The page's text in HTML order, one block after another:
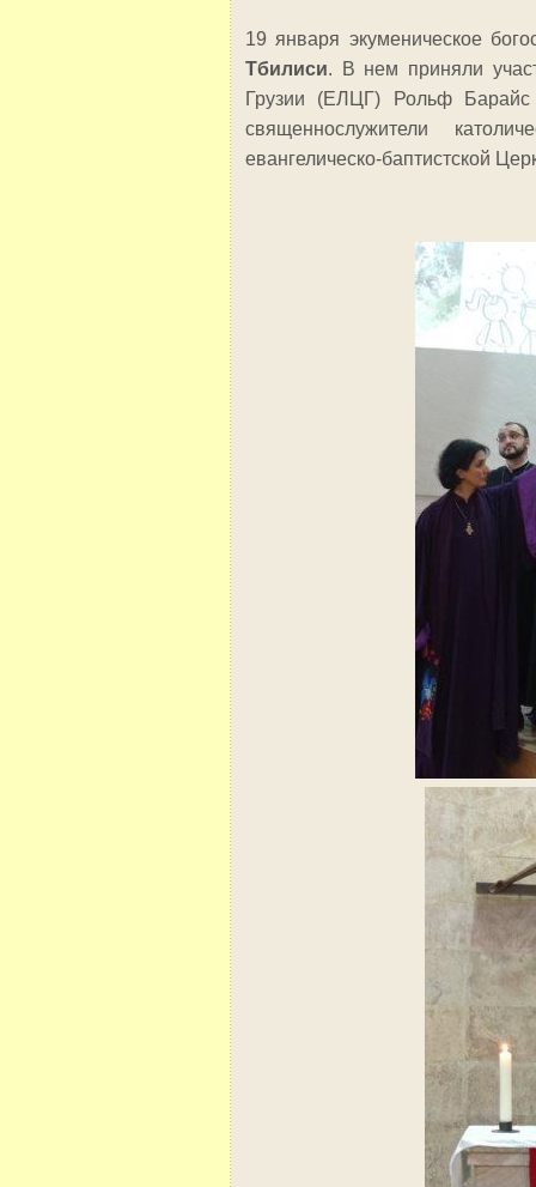
19 января экуменическое
Тбилиси. В нем приняли
Грузии (ЕЛЦГ) Рольф
священнослужители
евангелическо-баптистской